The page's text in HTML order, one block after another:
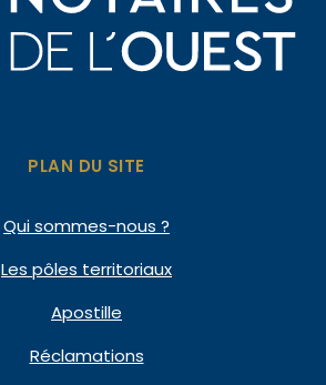
PLAN DU SITE
Quisommes-nous ?
Les pôles territoriaux
Apostille
Réclamations